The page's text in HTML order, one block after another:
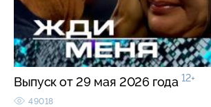
Выпуск от 29 мая 2026 года 12+
49018